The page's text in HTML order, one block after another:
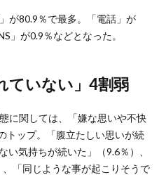
が80.9％で最多。「電話」が
」が0.9％などとなった。
ていない」4割弱
に関しては、「嫌な思いや不快
トップ。「腹立たしい思いが続
い気持ちが続いた」（9.6％）、
、「同じような事が起こりそうで